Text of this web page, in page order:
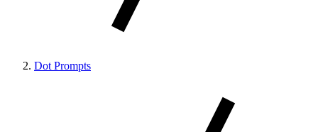
Dot Prompts